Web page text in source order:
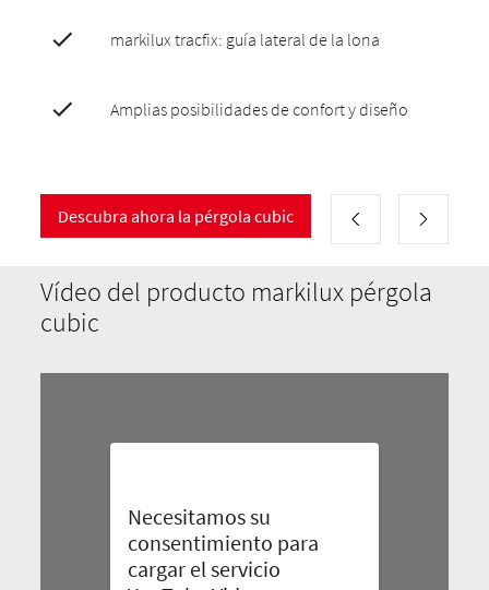
markilux tracfix: guía lateral de la lona
Amplias posibilidades de confort y diseño
Descubra ahora la pérgola cubic
Vídeo del producto markilux pérgola
cubic
Necesitamos su
consentimiento para
cargar el servicio